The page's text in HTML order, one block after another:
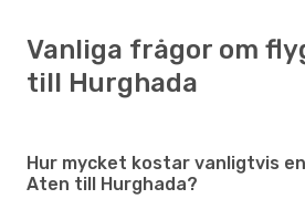
Vanliga frågor om
till Hurghada
Hur mycket kostar vanligtvis
Aten till Hurghada?